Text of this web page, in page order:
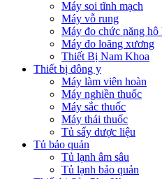
Máy soi tĩnh mạch
Máy vỗ rung
Máy đo chức năng hô
Máy đo loãng xương
Thiết Bị Nam Khoa
Thiết bị đông y
Máy làm viên hoàn
Máy nghiền thuốc
Máy sắc thuốc
Máy thái thuốc
Tủ sấy dược liệu
Tủ bảo quản
Tủ lạnh âm sâu
Tủ lạnh bảo quản